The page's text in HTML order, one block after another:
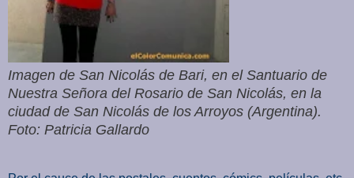
Imagen de San Nicolás de Bari, en el Santuario de
Nuestra Señora del Rosario de San Nicolás, en la
ciudad de San Nicolás de los Arroyos (Argentina).
Foto: Patricia Gallardo